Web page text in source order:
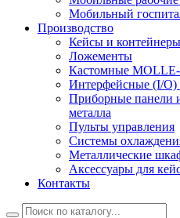
Мобильный
Производство
Кейсы и контейнеры
Ложементы
Кастомные
Интерфейсные (I/O)
Приборные панели
металла
Пульты управления
Системы
Металлические
Аксессуары для
Контакты